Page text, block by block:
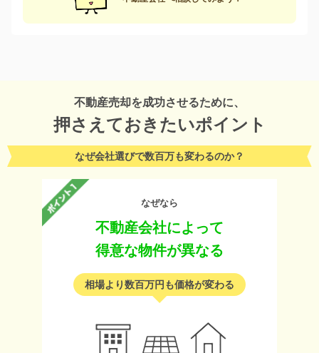
不動産売却を成功させるために、
押さえておきたいポイント
なぜ会社選びで数百万も変わるのか？
なぜなら
不動産会社によって
得意な物件が異なる
相場より数百万円も価格が変わる